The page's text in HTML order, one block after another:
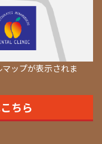
ップが表示されま
ちら